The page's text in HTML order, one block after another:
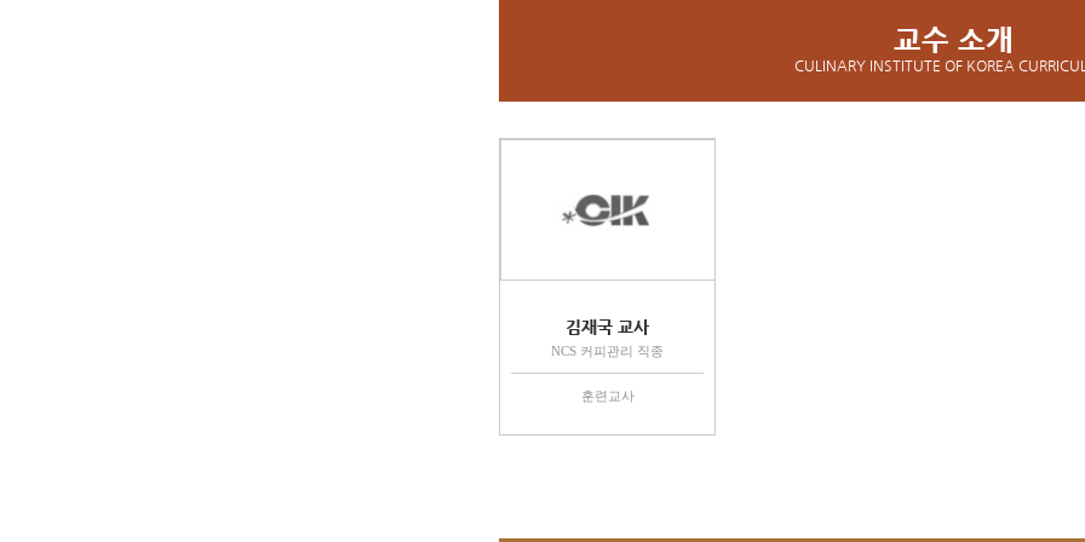
교수 소개
CULINARY INSTITUTE OF KOREA
김재국 교사
NCS 커피관리 직종
훈련교사